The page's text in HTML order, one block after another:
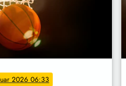
2026 06:33